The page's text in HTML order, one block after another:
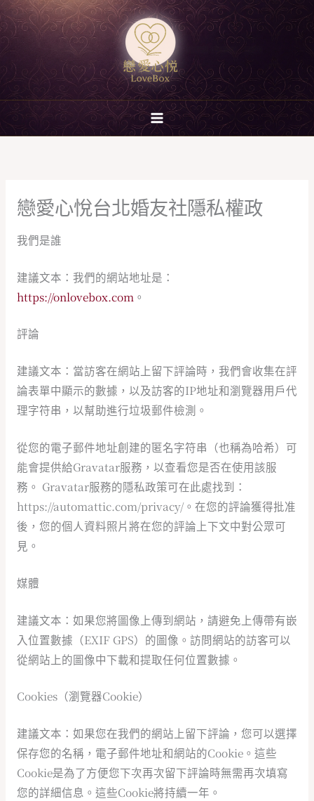
跳
至
主
要
內
戀愛心悅台北婚友社隱私權政
我們是誰
建議文本：我們的網站地址是：
https://onlovebox.com 。
評論
建議文本：當訪客在網站上留下評論時，我們會收集在評
論表單中顯示的數據，以及訪客的IP地址和瀏覽器用戶代
理字符串，以幫助進行垃圾郵件檢測。
從您的電子郵件地址創建的匿名字符串（也稱為哈希）可
能會提供給Gravatar服務，以查看您是否在使用該服
務。 Gravatar服務的隱私政策可在此處找到：
https://automattic.com/privacy/。在您的評論獲得批准
後，您的個人資料照片將在您的評論上下文中對公眾可
見。
媒體
建議文本：如果您將圖像上傳到網站，請避免上傳帶有嵌
入位置數據（EXIF GPS）的圖像。訪問網站的訪客可以
從網站上的圖像中下載和提取任何位置數據。
Cookies（瀏覽器Cookie）
建議文本：如果您在我們的網站上留下評論，您可以選擇
保存您的名稱，電子郵件地址和網站的Cookie。這些
Cookie是為了方便您下次再次留下評論時無需再次填寫
您的詳細信息。這些Cookie將持續一年。